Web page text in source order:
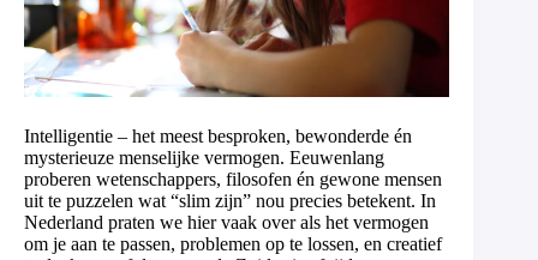
Intelligentie – het meest besproken, bewonderde én
mysterieuze menselijke vermogen. Eeuwenlang
proberen wetenschappers, filosofen én gewone mensen
uit te puzzelen wat “slim zijn” nou precies betekent. In
Nederland praten we hier vaak over als het vermogen
om je aan te passen, problemen op te lossen, en creatief